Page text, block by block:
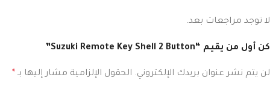
لا توجد مراجعات بعد.
كن أول من يقيم “Suzuki Remote Key Shell 2 Button”
لن يتم نشر عنوان بريدك الإلكتروني. الحقول الإلزامية مشار إليها بـ *